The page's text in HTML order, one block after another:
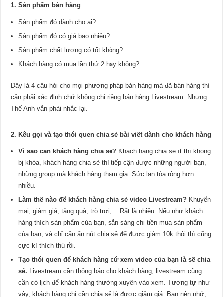
1. Sản phẩm bán hàng
Sản phẩm đó dành cho ai?
Sản phẩm đó có giá bao nhiêu?
Sản phẩm chất lượng có tốt không?
Khách hàng có mua lần thứ 2 hay không?
Đây là 4 câu hỏi cho mọi phương pháp bán hàng mà đã bán hàng thì
cần phải xác định chứ không chỉ riêng bán hàng Livestream. Nhưng
Thế Anh vẫn phải nhắc lại.
2. Kêu gọi và tạo thói quen chia sẻ bài viết dành cho khách hàng
Vì sao cần khách hàng chia sẻ? Khách hàng chia sẻ ít thì không
bị khóa, khách hàng chia sẻ thì tiếp cận được những người bạn,
những group mà khách hàng tham gia. Sức lan tỏa rộng hơn
nhiều.
Làm thế nào để khách hàng chia sẻ video Livestream? Khuyến
mại, giảm giá, tặng quà, trò trơi,… Rất là nhiều. Nếu như khách
hàng thích sản phẩm của bạn, sẵn sàng chi tiền mua sản phẩm
của bạn, và chỉ cần ấn nút chia sẻ để được giảm 10k thôi thì cũng
cực kì thích thú rồi.
Tạo thói quen để khách hàng cứ xem video của bạn là sẽ chia
sẻ. Livestream cần thông báo cho khách hàng, livestream cũng
cần có lịch để khách hàng thường xuyên vào xem. Tương tự như
vậy, khách hàng chỉ cần chia sẻ là được giảm giá. Bạn nên nhớ,